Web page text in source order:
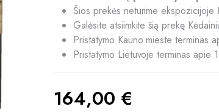
Šios prekės neturime ekspozicijoje
Galėsite atsiimkite šią prekę
Pristatymo Kauno mieste terminas
Pristatymo Lietuvoje terminas apie
164,00 €